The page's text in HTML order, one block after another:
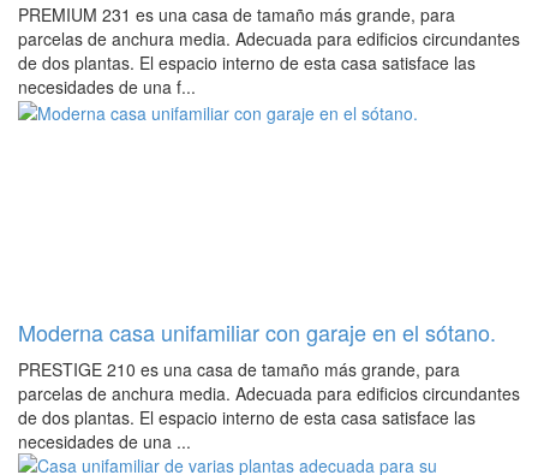
PREMIUM 231 es una casa de tamaño más grande, para
parcelas de anchura media. Adecuada para edificios circundantes
de dos plantas. El espacio interno de esta casa satisface las
necesidades de una f...
Moderna casa unifamiliar con garaje en el sótano.
PRESTIGE 210 es una casa de tamaño más grande, para
parcelas de anchura media. Adecuada para edificios circundantes
de dos plantas. El espacio interno de esta casa satisface las
necesidades de una ...